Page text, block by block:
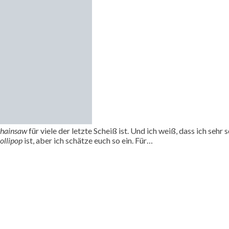
für viele der letzte Scheiß ist. Und ich weiß, dass ich sehr
ist, aber ich schätze euch so ein. Für…